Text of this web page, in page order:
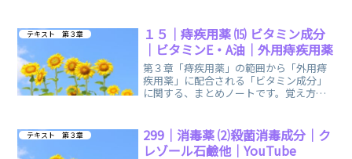
テキスト 第３章
１５｜痔疾用薬 ⒂ ビタミン成分
｜ビタミンE・A油｜外用痔疾用薬
第３章「痔疾用薬」の範囲から「外用痔
疾用薬」に配合される「ビタミン成分」
に関する、まとめノートです。覚え方の
テキスト 第３章
299｜消毒薬 ⑵殺菌消毒成分｜ク
レゾール石鹼他｜YouTube